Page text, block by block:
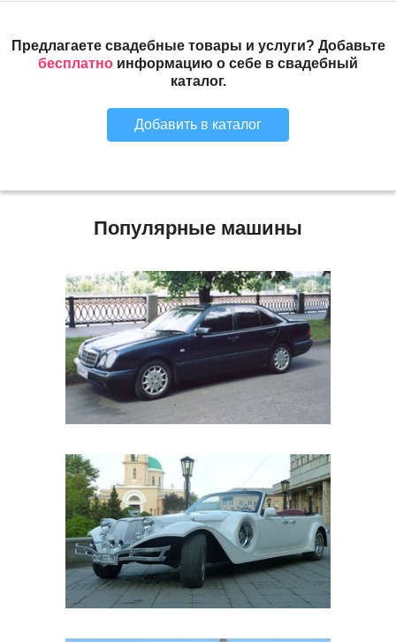
Предлагаете свадебные товары и услуги? Добавьте
бесплатно информацию о себе в свадебный
каталог.
Добавить в каталог
Популярные машины